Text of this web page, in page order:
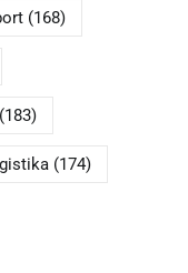
(168)
(174)